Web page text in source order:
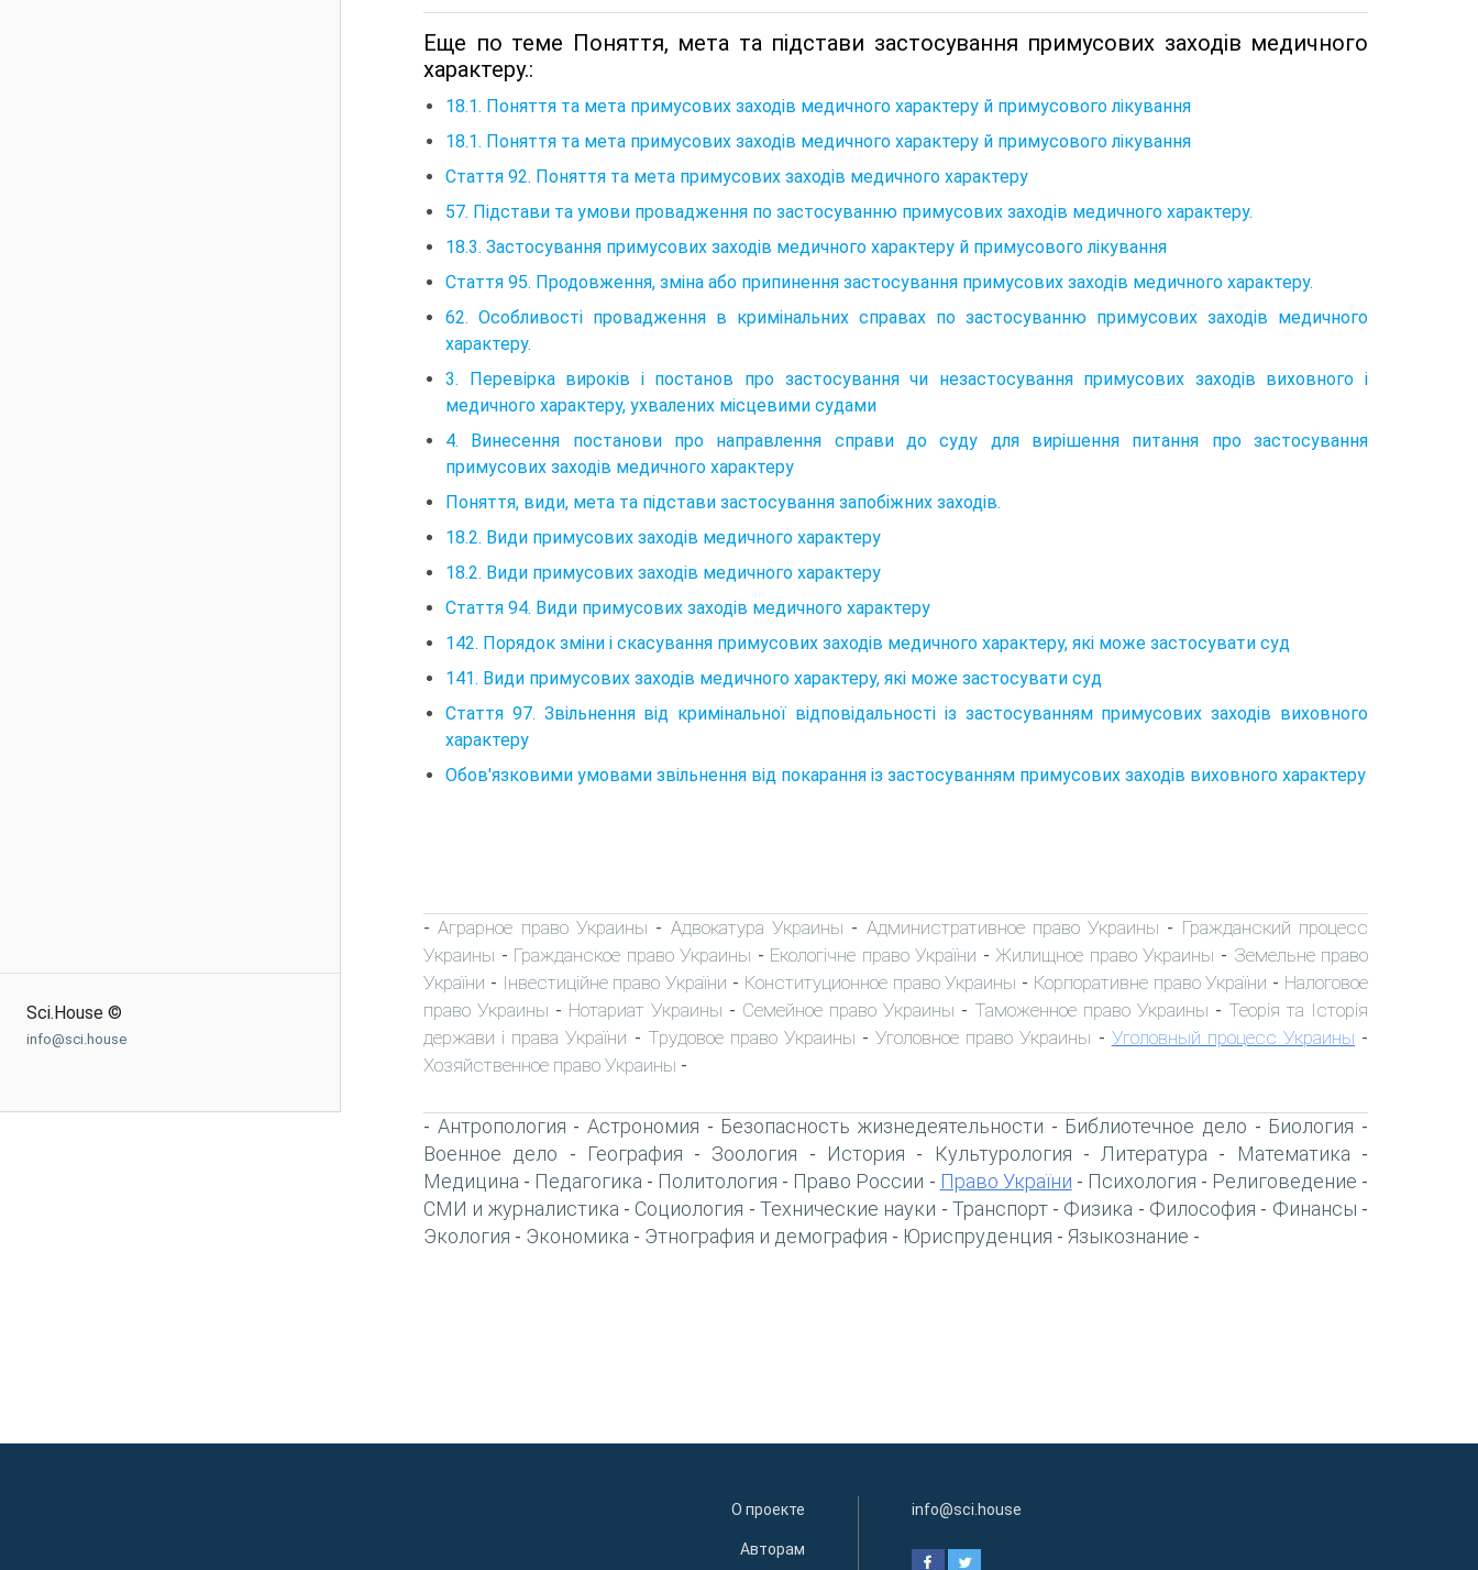
Sci.House ©
info@sci.house
Еще по теме Поняття, мета та підстави застосування примусових заходів медичного
характеру.:
18.1. Поняття та мета примусових заходів медичного характеру й примусового лікування
18.1. Поняття та мета примусових заходів медичного характеру й примусового лікування
Стаття 92. Поняття та мета примусових заходів медичного характеру
57. Підстави та умови провадження по застосуванню примусових заходів медичного характеру.
18.3. Застосування примусових заходів медичного характеру й примусового лікування
Стаття 95. Продовження, зміна або припинення застосування примусових заходів медичного характеру.
62. Особливості провадження в кримінальних справах по застосуванню примусових заходів медичного
характеру.
3. Перевірка вироків і постанов про застосування чи незастосування примусових заходів виховного і
медичного характеру, ухвалених місцевими судами
4. Винесення постанови про направлення справи до суду для вирішення питання про застосування
примусових заходів медичного характеру
Поняття, види, мета та підстави застосування запобіжних заходів.
18.2. Види примусових заходів медичного характеру
18.2. Види примусових заходів медичного характеру
Стаття 94. Види примусових заходів медичного характеру
142. Порядок зміни і скасування примусових заходів медичного характеру, які може застосувати суд
141. Види примусових заходів медичного характеру, які може застосувати суд
Стаття 97. Звільнення від кримінальної відповідальності із застосуванням примусових заходів виховного
характеру
Обов'язковими умовами звільнення від покарання із застосуванням примусових заходів виховного характеру
-Аграрное право Украины - Адвокатура Украины - Административное право Украины - Гражданский процесс
Украины - Гражданское право Украины - Екологічне право України - Жилищное право Украины - Земельне право
України - Інвестиційне право України - Конституционное право Украины - Корпоративне право України - Налоговое
право Украины - Нотариат Украины - Семейное право Украины - Таможенное право Украины - Теорія та Історія
держави і права України - Трудовое право Украины -Уголовное право Украины - Уголовный процесс Украины -
Хозяйственное право Украины -
- Антропология -Астрономия - Безопасность жизнедеятельности - Библиотечное дело - Биология -
Военное дело - География - Зоология - История - Культурология - Литература - Математика -
Медицина - Педагогика - Политология - Право России - Право України - Психология - Религоведение -
СМИ и журналистика - Социология - Технические науки - Транспорт- Физика - Философия - Финансы -
Экология - Экономика - Этнография и демография - Юриспруденция - Языкознание -
О проекте
Авторам
info@sci.house